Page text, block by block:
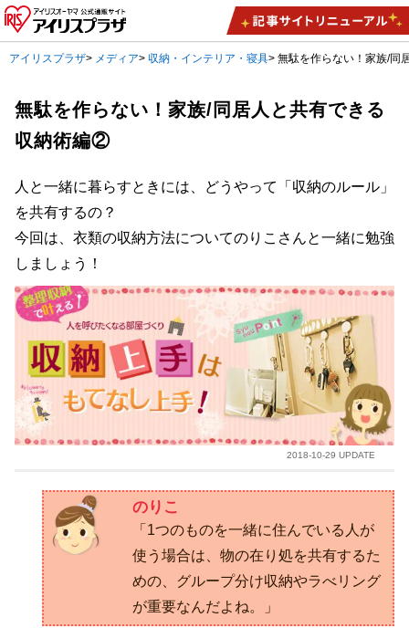
アイリスプラザ> メディア>収納・インテリア・寝具>無駄を作らない！家族/同
無駄を作らない！家族/同居人と共有できる
収納術編②
人と一緒に暮らすときには、どうやって「収納のルール」
を共有するの？
今回は、衣類の収納方法についてのりこさんと一緒に勉強
しましょう！
2018-10-29 UPDATE
のりこ
「1つのものを一緒に住んでいる人が
使う場合は、物の在り処を共有するた
めの、グループ分け収納やラべリング
が重要なんだよね。」